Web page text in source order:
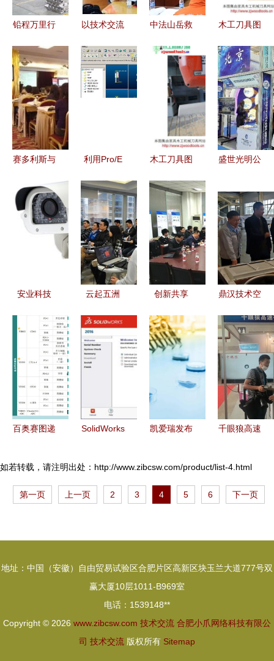
铅程万里行
西禾田新能
源科技 技
术交流
以技术交流
型升级
中法山岳救
培训班在昭
通正式开
班，深化技
术交流合作
木工刀具图
更新 | 200
多款木工刀
具产品图与
专业技术分
享
赛多利斯与
办新产品技
术交流会
利用Pro/E
取产品外观
各向视图的
三维工程图
实例分享
木工刀具图
更新 | 200
多款木工刀
具产品图分
享
盛世光明公
2018年保
密技术交流
大会暨产品
博览会，聚
焦军营上网
行为管控系
安业科技
大的销售员
与技术交流
云起五洲
——华芸科
技产品培训
交流会技术
创新共享
走进惠而浦
·佐帕斯技
术交流日
鼎汉技术空
布暨技术交
流会顺利召
百奥赛图递
板，生物技
术领域再添
新星
SolidWorks
图解与技术
交流
凯爱瑞发布
风味图谱，
帝斯曼成立
新食品饮料
有料
术交流
千眼狼高速
统亮相南京
教育装备
展，引领科
流
如若转载，请注明出处：http://www.zibcsw.com/product/list-4.html
第一页 上一页 2 3 4 5 6 下一页
地址：中国（安徽）自由贸易试验区合肥片区高新区块玉兰大道777号双
赢大厦10层1011-B969室
电话：1539148**
Copyright © 2026 www.zibcsw.com 技术交流 合肥小爪网络科技有限公
司 技术交流 版权所有 Sitemap